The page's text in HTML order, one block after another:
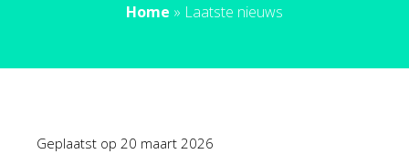
Home » Laatste nieuws
Geplaatst op 20 maart 2026